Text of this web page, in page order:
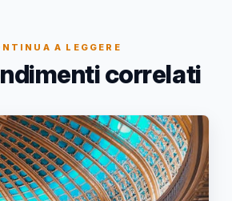
A LEGGERE
correlati